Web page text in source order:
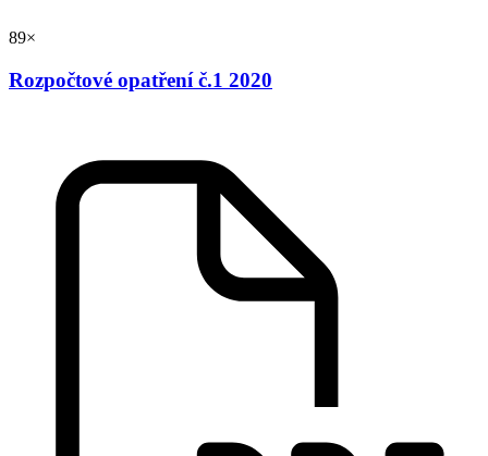
89×
Rozpočtové opatření č.1 2020